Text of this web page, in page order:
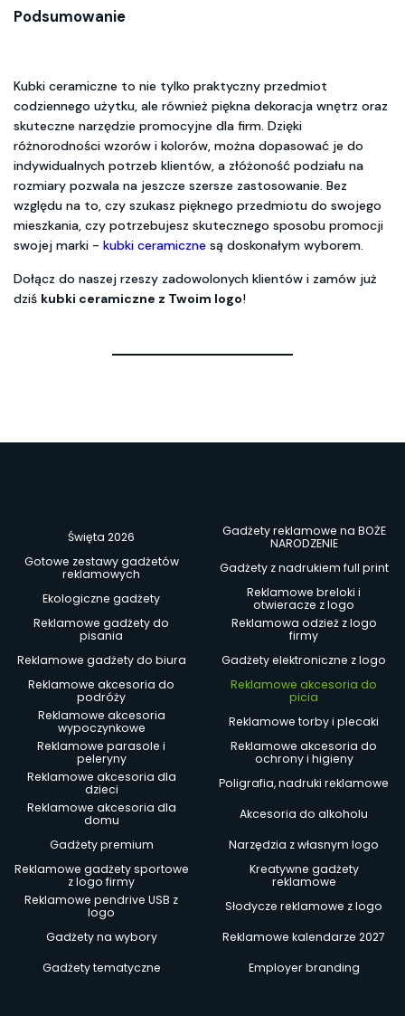
Podsumowanie
Kubki ceramiczne to nie tylko praktyczny przedmiot
codziennego użytku, ale również piękna dekoracja wnętrz oraz
skuteczne narzędzie promocyjne dla firm. Dzięki
różnorodności wzorów i kolorów, można dopasować je do
indywidualnych potrzeb klientów, a złóżoność podziału na
rozmiary pozwala na jeszcze szersze zastosowanie. Bez
względu na to, czy szukasz pięknego przedmiotu do swojego
mieszkania, czy potrzebujesz skutecznego sposobu promocji
swojej marki - kubki ceramiczne są doskonałym wyborem.
Dołącz do naszej rzeszy zadowolonych klientów i zamów już
dziś kubki ceramiczne z Twoim logo!
Święta 2026
Gadżety reklamowe na BOŻE
NARODZENIE
Gotowe zestawy gadżetów
reklamowych
Gadżety z nadrukiem full print
Ekologiczne gadżety
Reklamowe breloki i
otwieracze z logo
Reklamowe gadżety do
pisania
Reklamowa odzież z logo
firmy
Reklamowe gadżety do biura
Gadżety elektroniczne z logo
Reklamowe akcesoria do
podróży
Reklamowe akcesoria do
picia
Reklamowe akcesoria
wypoczynkowe
Reklamowe torby i plecaki
Reklamowe parasole i
peleryny
Reklamowe akcesoria do
ochrony i higieny
Reklamowe akcesoria dla
dzieci
Poligrafia, nadruki reklamowe
Reklamowe akcesoria dla
domu
Akcesoria do alkoholu
Gadżety premium
Narzędzia z własnym logo
Reklamowe gadżety sportowe
z logo firmy
Kreatywne gadżety
reklamowe
Reklamowe pendrive USB z
logo
Słodycze reklamowe z logo
Gadżety na wybory
Reklamowe kalendarze 2027
Gadżety tematyczne
Employer branding